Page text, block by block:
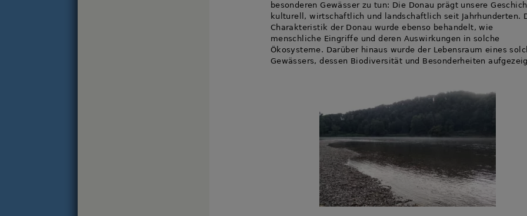
besonderen Gewässer zu tun: Die Donau prägt unsere
kulturell, wirtschaftlich und landschaftlich seit Jahrhunderten.
Charakteristik der Donau wurde ebenso behandelt, wie
menschliche Eingriffe und deren Auswirkungen in solche
Ökosysteme. Darüber hinaus wurde der Lebensraum eines
Gewässers, dessen Biodiversität und Besonderheiten